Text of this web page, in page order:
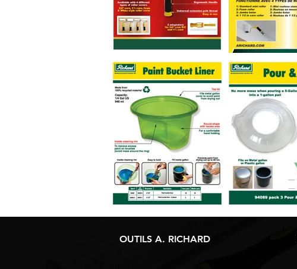
OUTILS A. RICHARD